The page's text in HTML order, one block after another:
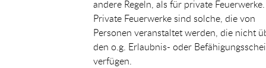
andere Regeln, als für private Feuerwerke.
Private Feuerwerke sind solche, die von
Personen veranstaltet werden, die nicht
den o.g. Erlaubnis- oder
verfügen.